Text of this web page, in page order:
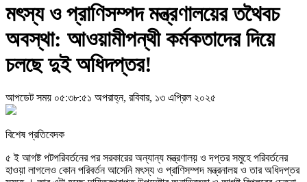
মৎস্য ও প্রাণিসম্পদ মন্ত্রণালয়ের তথৈবচ
অবস্থা: আওয়ামীপন্থী কর্মকতাদের দিয়ে
চলছে দুই অধিদপ্তর!
আপডেট সময় ০৫:৩৮:৫১ অপরাহ্ন, রবিবার, ১৩ এপ্রিল ২০২৫
বিশেষ প্রতিবেদক
৫ ই আগষ্ট পটপরিবর্তনের পর সরকারের অন্যান্য মন্ত্রণালয়় ও দপ্তর সমুহে পরিবর্তনের
হাওয়়া লাগলেও কোন পরিবর্তন আসেনি মৎস্য ও প্রাণিসম্পদ মন্ত্রনালয় ও তার অধিদপ্তর